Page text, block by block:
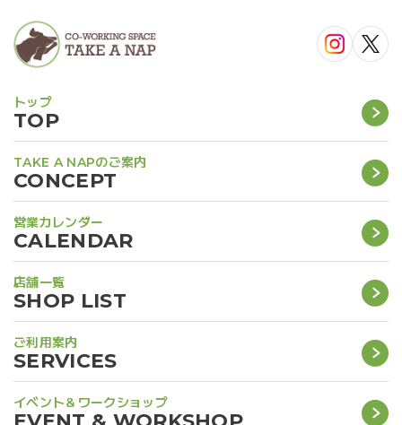
TOP
トップ
CONCEPT
TAKE A NAPのご案内
CALENDAR
営業カレンダー
SHOP LIST
店舗一覧
SERVICES
ご利用案内
イベント＆ワークショップ